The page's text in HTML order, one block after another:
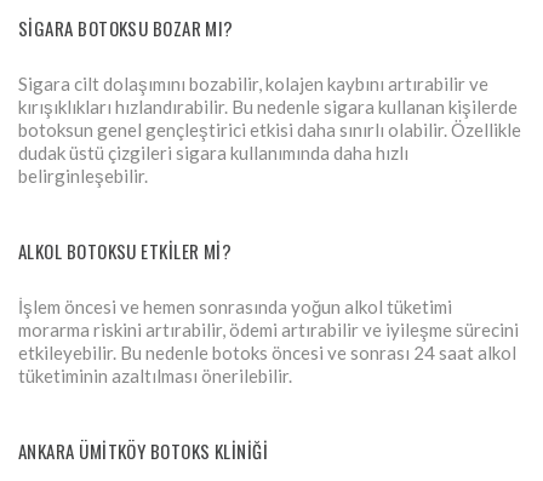
SIGARA BOTOKSU BOZAR MI?
Sigara cilt dolaşımını bozabilir, kolajen kaybını artırabilir ve
kırışıklıkları hızlandırabilir. Bu nedenle sigara kullanan kişilerde
botoksun genel gençleştirici etkisi daha sınırlı olabilir. Özellikle
dudak üstü çizgileri sigara kullanımında daha hızlı
belirginleşebilir.
ALKOL BOTOKSU ETKILER MI?
İşlem öncesi ve hemen sonrasında yoğun alkol tüketimi
morarma riskini artırabilir, ödemi artırabilir ve iyileşme sürecini
etkileyebilir. Bu nedenle botoks öncesi ve sonrası 24 saat alkol
tüketiminin azaltılması önerilebilir.
ANKARA ÜMITKÖY BOTOKS KLINIĞI